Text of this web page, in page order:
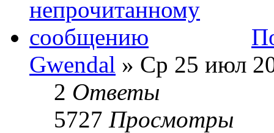
Gwendal » Ср 25 июл
2 Ответы
5727 Просмотры